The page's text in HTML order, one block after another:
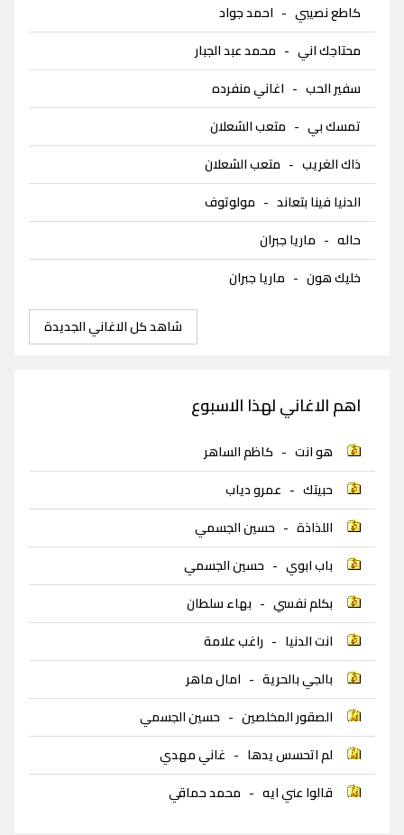
كاطع نصيبي - احمد جواد
محتاجك اني - محمد عبد الجبار
سفير الحب - اغاني منفرده
تمسك بي - متعب الشعلان
ذاك الغريب - متعب الشعلان
الدنيا فينا بتعاند - مولوتوف
حاله - ماريا جبران
خليك هون - ماريا جبران
شاهد كل الاغاني الجديدة
اهم الاغاني لهذا الاسبوع
هو انت - كاظم الساهر
حبيتك - عمرو دياب
اللذاذة - حسين الجسمي
باب ابوي - حسين الجسمي
بكلم نفسي - بهاء سلطان
انت الدنيا - راغب علامة
بالجي بالحرية - امال ماهر
الصقور المخلصين - حسين الجسمي
لم اتحسس يدها - غاني مهدي
قالوا عني ايه - محمد حماقي